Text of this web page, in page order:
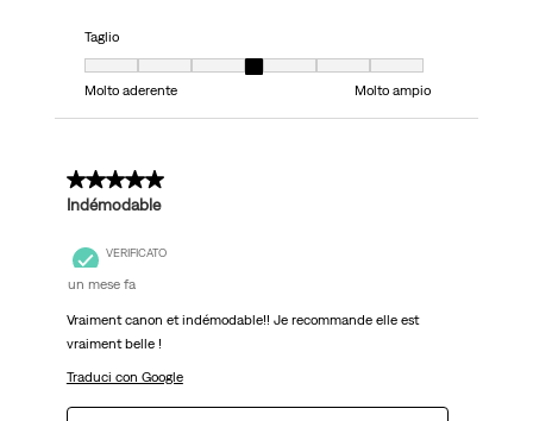
Taglio
Molto aderente
Molto ampio
5 su 5 stelle.
Indémodable
VERIFICATO
un mese fa
Vraiment canon et indémodable!! Je recommande elle est
vraiment belle !
Traduci con Google